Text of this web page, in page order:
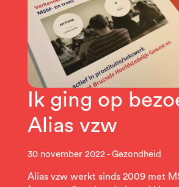
Ik ging op
Alias vzw
30 november 2022 Gezondheid
Alias vzw werkt sinds 2009 met